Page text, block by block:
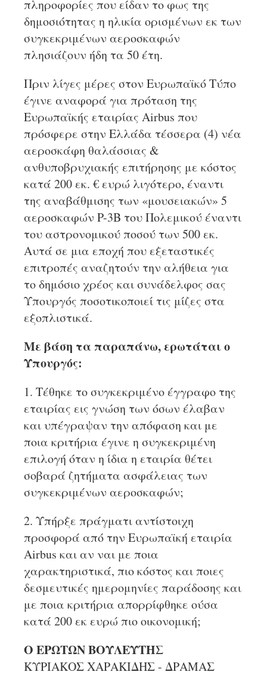
πληροφορίες που είδαν το φως της
δημοσιότητας η ηλικία ορισμένων εκ των
συγκεκριμένων αεροσκαφών
πλησιάζουν ήδη τα 50 έτη.
Πριν λίγες μέρες στον Ευρωπαϊκό Τύπο
έγινε αναφορά για πρόταση της
Ευρωπαϊκής εταιρίας Airbus που
πρόσφερε στην Ελλάδα τέσσερα (4) νέα
αεροσκάφη θαλάσσιας &
ανθυποβρυχιακής επιτήρησης με κόστος
κατά 200 εκ. € ευρώ λιγότερο, έναντι
της αναβάθμισης των «μουσειακών» 5
αεροσκαφών P-3B του Πολεμικού έναντι
του αστρονομικού ποσού των 500 εκ.
Αυτά σε μια εποχή που εξεταστικές
επιτροπές αναζητούν την αλήθεια για
το δημόσιο χρέος και συνάδελφος σας
Υπουργός ποσοτικοποιεί τις μίζες στα
εξοπλιστικά.
Με βάση τα παραπάνω, ερωτάται ο
Υπουργός:
1. Τέθηκε το συγκεκριμένο έγγραφο της
εταιρίας εις γνώση των όσων έλαβαν
και υπέγραψαν την απόφαση και με
ποια κριτήρια έγινε η συγκεκριμένη
επιλογή όταν η ίδια η εταιρία θέτει
σοβαρά ζητήματα ασφάλειας των
συγκεκριμένων αεροσκαφών;
2. Υπήρξε πράγματι αντίστοιχη
προσφορά από την Ευρωπαϊκή εταιρία
Airbus και αν ναι με ποια
χαρακτηριστικά, πιο κόστος και ποιες
δεσμευτικές ημερομηνίες παράδοσης και
με ποια κριτήρια απορρίφθηκε ούσα
κατά 200 εκ ευρώ πιο οικονομική;
Ο ΕΡΩΤΩΝ ΒΟΥΛΕΥΤΗΣ
ΚΥΡΙΑΚΟΣ ΧΑΡΑΚΙΔΗΣ - ΔΡΑΜΑΣ